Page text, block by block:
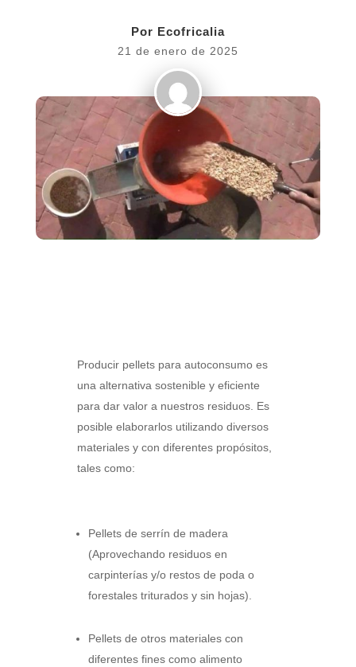
Por Ecofricalia
21 de enero de 2025
Producir pellets para autoconsumo es
una alternativa sostenible y eficiente
para dar valor a nuestros residuos. Es
posible elaborarlos utilizando diversos
materiales y con diferentes propósitos,
tales como:
Pellets de serrín de madera
(Aprovechando residuos en
carpinterías y/o restos de poda o
forestales triturados y sin hojas).
Pellets de otros materiales con
diferentes fines como alimento